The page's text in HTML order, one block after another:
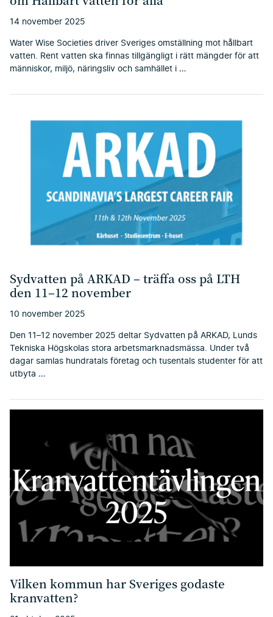
14 november 2025
Water Wise Societies driver Sveriges omställning mot hållbart
vatten. Rent vatten ska finnas tillgängligt i rätt mängder för att
människor, miljö, näringsliv och samhället i …
Sydvatten på ARKAD – träffa oss på LTH
den 11–12 november
10 november 2025
Den 11–12 november 2025 deltar Sydvatten på ARKAD, Lunds
Tekniska Högskolas stora arbetsmarknadsmässa. Under två
dagar samlas hundratals företag och tusentals studenter för att
utbyta …
Vilken kommun har Sveriges godaste
kranvatten?